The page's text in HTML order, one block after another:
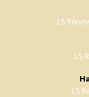
LS
LS
LS